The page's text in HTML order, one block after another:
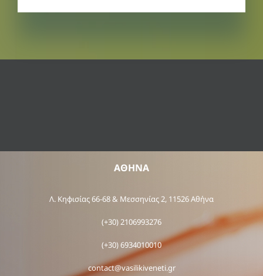
ΑΘΗΝΑ
Λ. Κηφισίας 66-68 & Μεσσηνίας 2, 11526 Αθήνα
(+30) 2106993276
(+30) 6934010010
contact@vasilikiveneti.gr